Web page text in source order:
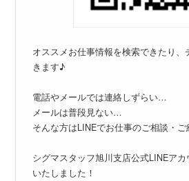
オススメお仕事情報を検索できたり、
きます♪
電話やメールでは連絡しずらい…
メールは普段見ない…
そんな方はLINEでお仕事のご相談・
シグマスタッフ旭川支店公式LINEア
いたしました！